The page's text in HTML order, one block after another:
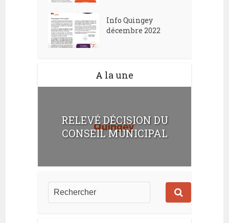
Info Quingey
décembre 2022
A la une
RELEVÉ DÉCISION DU
CONSEIL MUNICIPAL